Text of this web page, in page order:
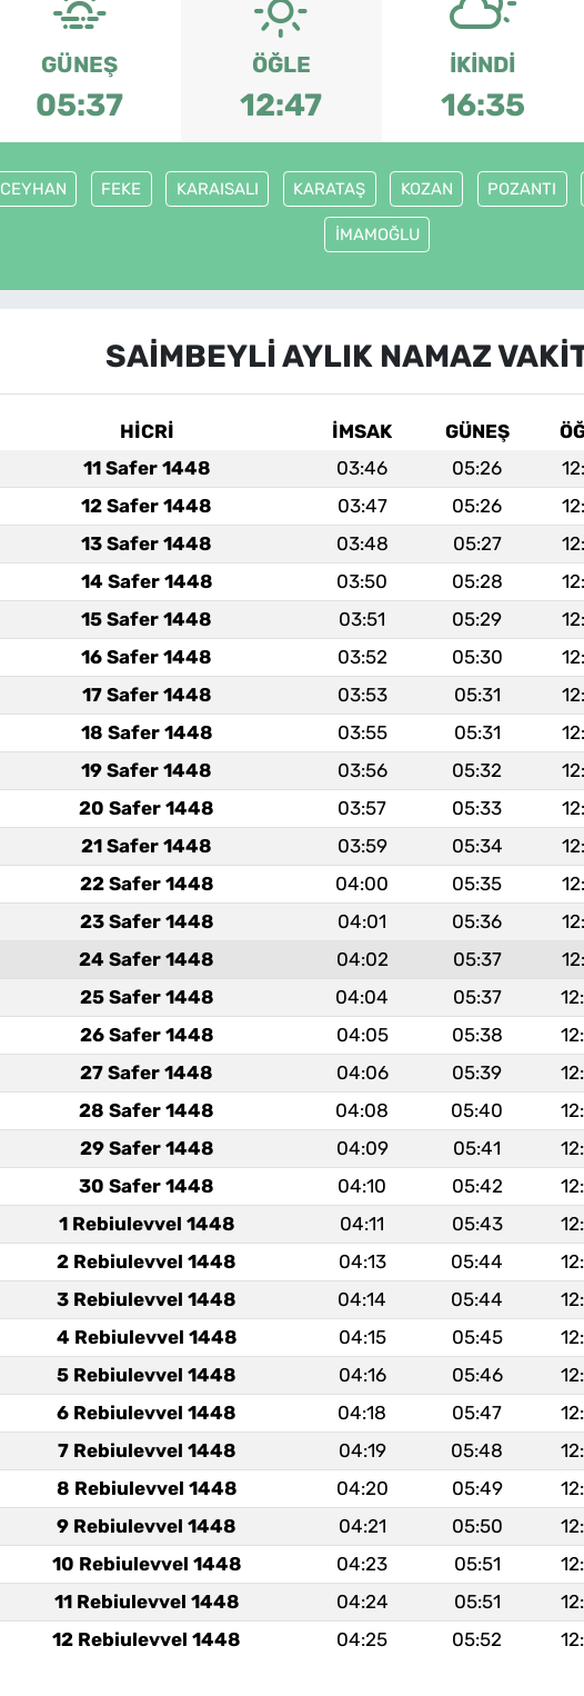
GÜNEŞ
05:37
ÖĞLE
12:47
İKINDI
16:35
CEYHAN FEKE KARAISALI KARATAŞ KOZAN POZANTI
İMAMOĞLU
SAİMBEYLİ AYLIK NAMAZ
HİCRİ İMSAK GÜNEŞ
11 Safer 1448 03:46 05:26
12 Safer 1448 03:47 05:26
13 Safer 1448 03:48 05:27
14 Safer 1448 03:50 05:28
15 Safer 1448 03:51 05:29
16 Safer 1448 03:52 05:30
17 Safer 1448 03:53 05:31
18 Safer 1448 03:55 05:31
19 Safer 1448 03:56 05:32
20 Safer 1448 03:57 05:33
21 Safer 1448 03:59 05:34
22 Safer 1448 04:00 05:35
23 Safer 1448 04:01 05:36
24 Safer 1448 04:02 05:37
25 Safer 1448 04:04 05:37
26 Safer 1448 04:05 05:38
27 Safer 1448 04:06 05:39
28 Safer 1448 04:08 05:40
29 Safer 1448 04:09 05:41
30 Safer 1448 04:10 05:42
1 Rebiulevvel 1448 04:11 05:43
2 Rebiulevvel 1448 04:13 05:44
3 Rebiulevvel 1448 04:14 05:44
4 Rebiulevvel 1448 04:15 05:45
5 Rebiulevvel 1448 04:16 05:46
6 Rebiulevvel 1448 04:18 05:47
7 Rebiulevvel 1448 04:19 05:48
8 Rebiulevvel 1448 04:20 05:49
9 Rebiulevvel 1448 04:21 05:50
10 Rebiulevvel 1448 04:23 05:51
11 Rebiulevvel 1448 04:24 05:51
12 Rebiulevvel 1448 04:25 05:52